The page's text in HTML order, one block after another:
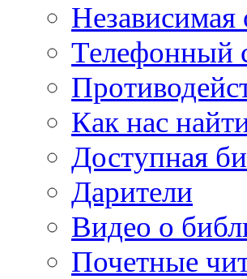
Независимая
Телефонный
Как нас
Доступная
Дарители
Видео о
Почетные